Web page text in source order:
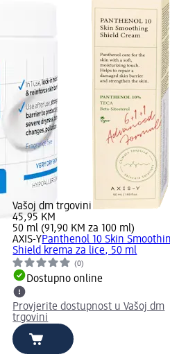
Vašoj dm trgovini
45,95 KM
50 ml (91,90 KM za 100 ml)
AXIS-YPanthenol 10 Skin
Shield krema za lice, 50 ml
(0)
Dostupno online
Provjerite dostupnost u Vašoj dm
trgovini